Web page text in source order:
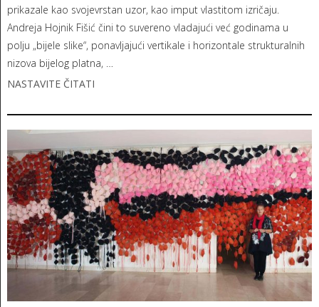
prikazale kao svojevrstan uzor, kao imput vlastitom izričaju.
Andreja Hojnik Fišić čini to suvereno vladajući već godinama u
polju „bijele slike“, ponavljajući vertikale i horizontale strukturalnih
nizova bijelog platna, …
NASTAVITE ČITATI